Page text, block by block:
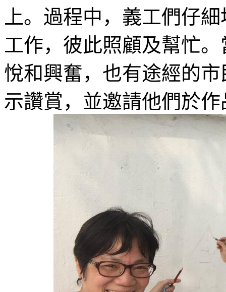
上。過程中，義工們仔
工作，彼此照顧及幫忙
悅和興奮，也有途經的
示讚賞，並邀請他們於